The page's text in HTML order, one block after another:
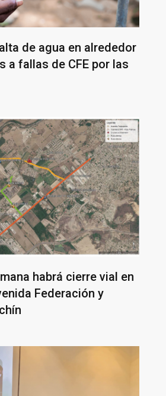
de agua en alrededor
a fallas de CFE por las
habrá cierre vial en
Federación y